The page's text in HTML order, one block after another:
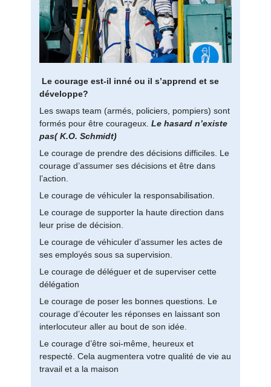
Le courage est-il inné ou il s’apprend et se
développe?
Les swaps team (armés, policiers, pompiers) sont
formés pour être courageux.Le hasard n’existe
pas( K.O. Schmidt)
Le courage de prendre des décisions difficiles. Le
courage d’assumer ses décisions et être dans
l’action.
Le courage de véhiculer la responsabilisation.
Le courage de supporter la haute direction dans
leur prise de décision.
Le courage de véhiculer d’assumer les actes de
ses employés sous sa supervision.
Le courage de déléguer et de superviser cette
délégation
Le courage de poser les bonnes questions. Le
courage d’écouter les réponses en laissant son
interlocuteur aller au bout de son idée.
Le courage d’être soi-même, heureux et
respecté. Cela augmentera votre qualité de vie au
travail et a la maison